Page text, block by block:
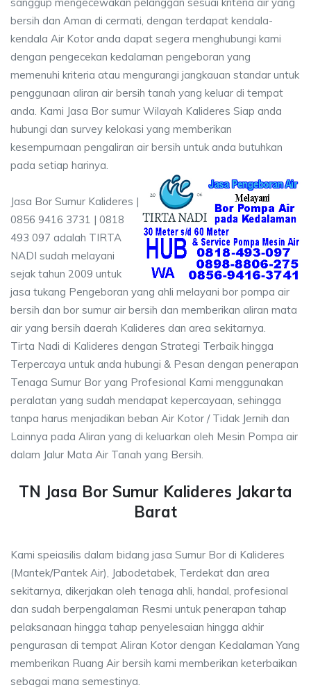
bersih dan Aman di cermati, dengan terdapat kendala-
kendala Air Kotor anda dapat segera menghubungi kami
dengan pengecekan kedalaman pengeboran yang
memenuhi kriteria atau mengurangi jangkauan standar untuk
penggunaan aliran air bersih tanah yang keluar di tempat
anda. Kami Jasa Bor sumur Wilayah Kalideres Siap anda
hubungi dan survey kelokasi yang memberikan
kesempurnaan pengaliran air bersih untuk anda butuhkan
pada setiap harinya.
Jasa Bor Sumur Kalideres |
0856 9416 3731 | 0818
493 097 adalah TIRTA
NADI sudah melayani
sejak tahun 2009 untuk
jasa tukang Pengeboran yang ahli melayani bor pompa air
bersih dan bor sumur air bersih dan memberikan aliran mata
air yang bersih daerah Kalideres dan area sekitarnya.
Tirta Nadi di Kalideres dengan Strategi Terbaik hingga
Terpercaya untuk anda hubungi & Pesan dengan penerapan
Tenaga Sumur Bor yang Profesional Kami menggunakan
peralatan yang sudah mendapat kepercayaan, sehingga
tanpa harus menjadikan beban Air Kotor / Tidak Jernih dan
Lainnya pada Aliran yang di keluarkan oleh Mesin Pompa air
dalam Jalur Mata Air Tanah yang Bersih.
TN Jasa Bor Sumur Kalideres Jakarta
Barat
Kami speiasilis dalam bidang jasa Sumur Bor di Kalideres
(Mantek/Pantek Air), Jabodetabek, Terdekat dan area
sekitarnya, dikerjakan oleh tenaga ahli, handal, profesional
dan sudah berpengalaman Resmi untuk penerapan tahap
pelaksanaan hingga tahap penyelesaian hingga akhir
pengurasan di tempat Aliran Kotor dengan Kedalaman Yang
memberikan Ruang Air bersih kami memberikan keterbaikan
sebagai mana semestinya.